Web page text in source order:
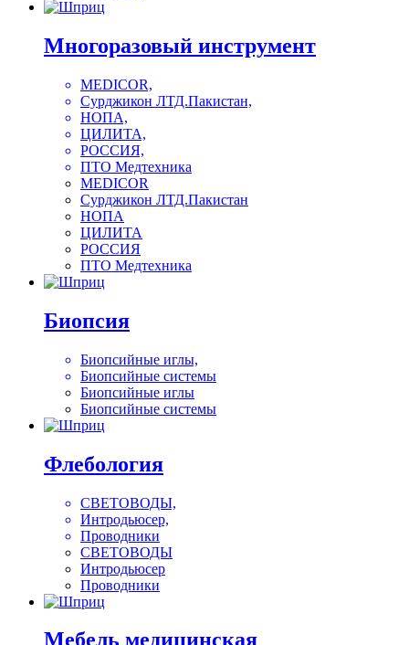
Многоразовый инструмент
MEDICOR,
Сурджикон ЛТД.Пакистан,
НОПА,
ЦИЛИТА,
РОССИЯ,
ПТО Медтехника
MEDICOR
Сурджикон ЛТД.Пакистан
НОПА
ЦИЛИТА
РОССИЯ
ПТО Медтехника
Биопсия
Биопсийные иглы,
Биопсийные системы
Биопсийные иглы
Биопсийные системы
Флебология
СВЕТОВОДЫ,
Интродьюсер,
Проводники
СВЕТОВОДЫ
Интродьюсер
Проводники
Мебель медицинская